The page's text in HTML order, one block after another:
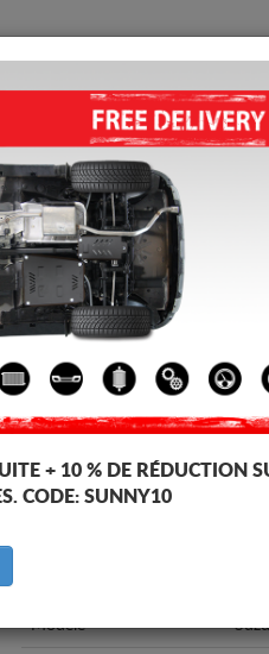
LIVRAISON AVIS
PROTECTION SOUS MOTEUR ET
(2023-2026)
out of5stars based on
Code d'article: 25.171ALU
399€
TTC
Modèle
+ 10 % DE RÉDUCTION
CODE: SUNNY10